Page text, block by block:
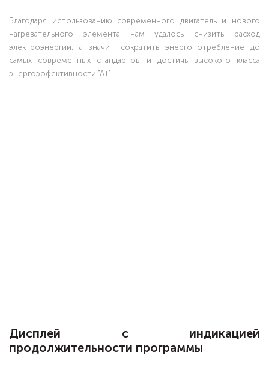
Благодаря использованию современного двигатель и нового
нагревательного элемента нам удалось снизить расход
электроэнергии, а значит сократить энергопотребление до
самых современных стандартов и достичь высокого класса
энергоэффективности "А+".
Дисплей с индикацией
продолжительности программы